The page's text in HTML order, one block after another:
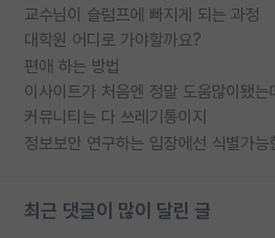
교수님이 슬럼프에 빠지게 되는 과정
대학원 어디로 가야할까요?
편애 하는 방법
이사이트가 처음엔 정말 도움많이됐는데
커뮤니티는 다 쓰레기통이지
최근 댓글이 많이 달린 글